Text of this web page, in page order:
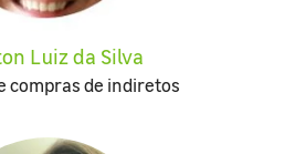
Luiz da Silva
compras de indiretos